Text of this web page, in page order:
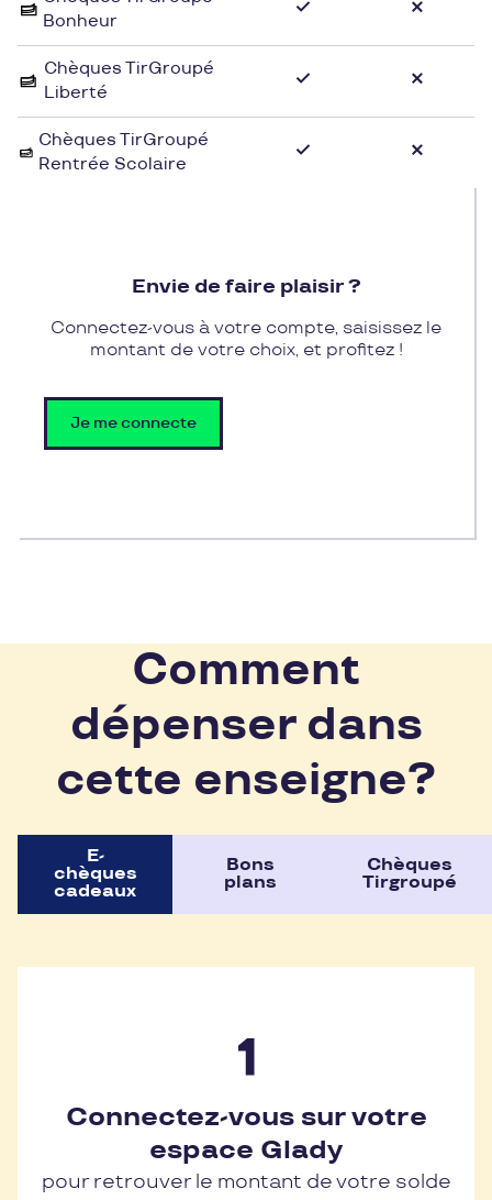
Bonheur
Chèques TirGroupé
Liberté
Chèques TirGroupé
Rentrée Scolaire
Envie de faire plaisir ?
Connectez-vous à votre compte, saisissez le
montant de votre choix, et profitez !
Je me connecte
Comment
dépenser dans
cette enseigne?
E-
chèques
cadeaux
Bons
plans
Chèques
Tirgroupé
Connectez-vous sur votre
espace Glady
pour retrouver le montant de votre solde